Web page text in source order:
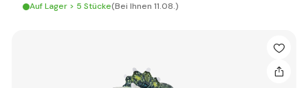
Auf Lager > 5 Stücke(Bei Ihnen 11.08.)